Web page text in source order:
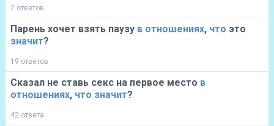
7 ответов
Парень хочет взять паузу в отношениях, что это
значит?
19 ответов
Сказал не ставь секс на первое место в
отношениях, что значит?
42 ответа